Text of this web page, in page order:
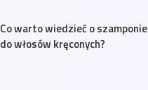
Co warto wiedzieć o szamponie
do włosów kręconych?